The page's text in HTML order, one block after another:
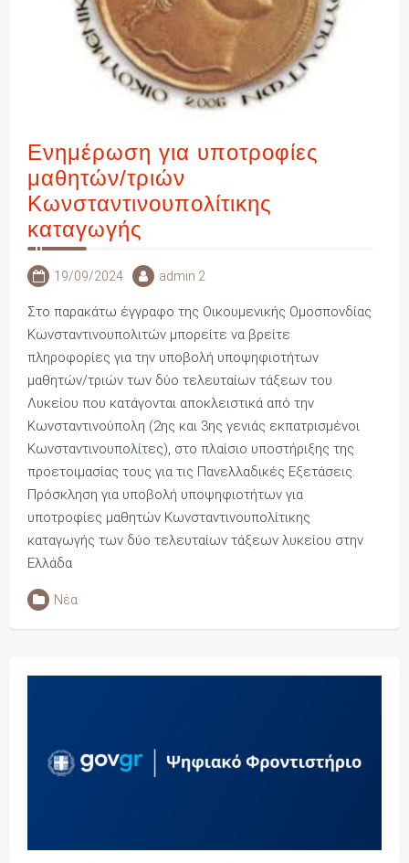
Ενημέρωση για υποτροφίες
μαθητών/τριών
Κωνσταντινουπολίτικης
καταγωγής
19/09/2024 admin 2
Στο παρακάτω έγγραφο της Οικουμενικής Ομοσπονδίας
Κωνσταντινουπολιτών μπορείτε να βρείτε
πληροφορίες για την υποβολή υποψηφιοτήτων
μαθητών/τριών των δύο τελευταίων τάξεων του
Λυκείου που κατάγονται αποκλειστικά από την
Κωνσταντινούπολη (2ης και 3ης γενιάς εκπατρισμένοι
Κωνσταντινουπολίτες), στο πλαίσιο υποστήριξης της
προετοιμασίας τους για τις Πανελλαδικές Εξετάσεις.
Πρόσκληση για υποβολή υποψηφιοτήτων για
υποτροφίες μαθητών Κωνσταντινουπολίτικης
καταγωγής των δύο τελευταίων τάξεων λυκείου στην
Ελλάδα
Νέα